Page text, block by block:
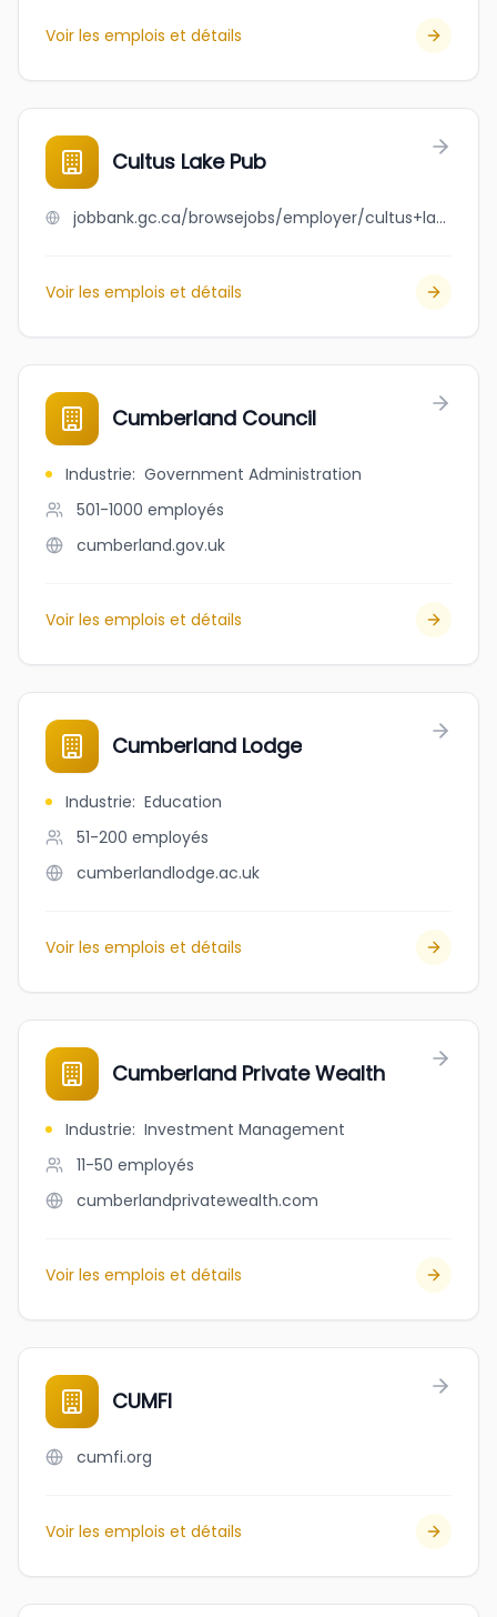
Voir les emplois et détails
Cultus Lake Pub
jobbank.gc.ca/browsejobs/employer/cultus+lake+pub/ca
Voir les emplois et détails
Cumberland Council
Industrie: Government Administration
501-1000 employés
cumberland.gov.uk
Voir les emplois et détails
Cumberland Lodge
Industrie: Education
51-200 employés
cumberlandlodge.ac.uk
Voir les emplois et détails
Cumberland Private Wealth
Industrie: Investment Management
11-50 employés
cumberlandprivatewealth.com
Voir les emplois et détails
CUMFI
cumfi.org
Voir les emplois et détails